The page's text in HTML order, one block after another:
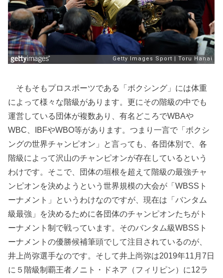
そもそもプロスポーツである「ボクシング」には体重
によって様々な階級があります。更にその階級の中でも
運営している団体が複数あり、有名どころでWBAや
WBC、IBFやWBO等があります。つまり一言で「ボクシ
ングの世界チャンピオン」と言っても、各団体別で、各
階級によって沢山のチャンピオンが存在しているという
わけです。そこで、団体の垣根を超えて階級の最強チャ
ンピオンを決めようという世界規模の大会が「WBSSト
ーナメント」というわけなのですが、現在は「バンタム
級最強」を決めるために各団体のチャンピオンたちがト
ーナメント制で戦っています。そのバンタム級WBSSト
ーナメントの優勝候補筆頭でして注目されているのが、
井上尚弥選手なのです。そして井上尚弥は2019年11月7日
に５階級制覇王者ノニト・ドネア（フィリピン）に12ラ